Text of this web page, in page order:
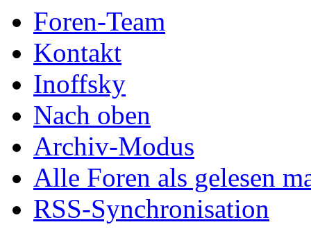
Foren-Team
Kontakt
Inoffsky
Nach oben
Archiv-Modus
Alle Foren als gelesen
RSS-Synchronisation